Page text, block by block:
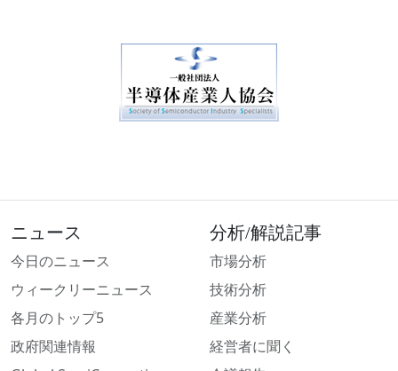
ニュース
今日のニュース
ウィークリーニュース
各月のトップ5
政府関連情報
分析/解説記事
市場分析
技術分析
産業分析
経営者に聞く